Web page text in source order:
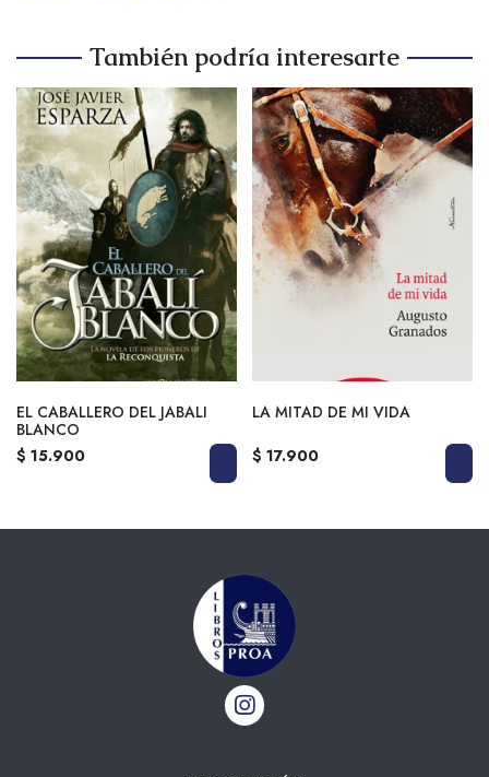
También podría interesarte
EL CABALLERO DEL JABALI
BLANCO
$ 15.900
LA MITAD DE MI VIDA
$ 17.900